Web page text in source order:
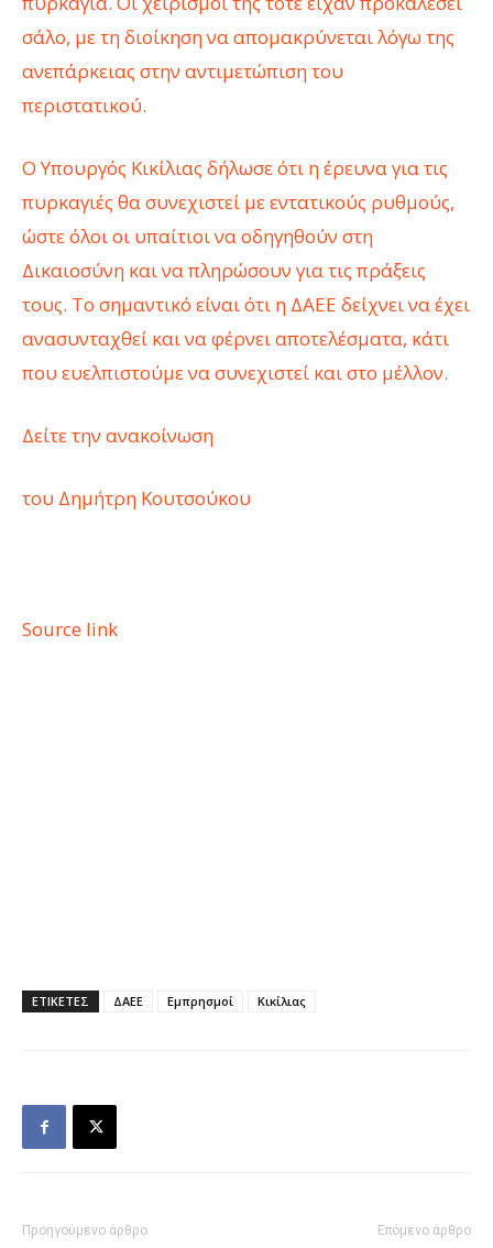
σάλο, με τη διοίκηση να απομακρύνεται λόγω της
ανεπάρκειας στην αντιμετώπιση του
περιστατικού.
Ο Υπουργός Κικίλιας δήλωσε ότι η έρευνα για τις
πυρκαγιές θα συνεχιστεί με εντατικούς ρυθμούς,
ώστε όλοι οι υπαίτιοι να οδηγηθούν στη
Δικαιοσύνη και να πληρώσουν για τις πράξεις
τους. Το σημαντικό είναι ότι η ΔΑΕΕ δείχνει να έχει
ανασυνταχθεί και να φέρνει αποτελέσματα, κάτι
που ευελπιστούμε να συνεχιστεί και στο μέλλον.
Δείτε την ανακοίνωση
του Δημήτρη Κουτσούκου
Source link
ΕΤΙΚΕΤΕΣ ΔΑΕΕ Εμπρησμοί Κικίλιας
Προηγούμενο άρθρο Επόμενο άρθρο